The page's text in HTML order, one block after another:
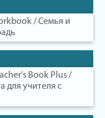
/ Семья и
Book Plus /
для учителя с